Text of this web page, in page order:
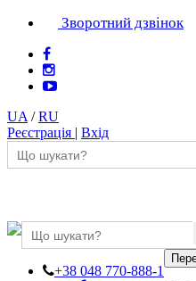
Зворотний дзвінок
UA /RU
Реєстрація | Вхід
+38 048 770-888-1